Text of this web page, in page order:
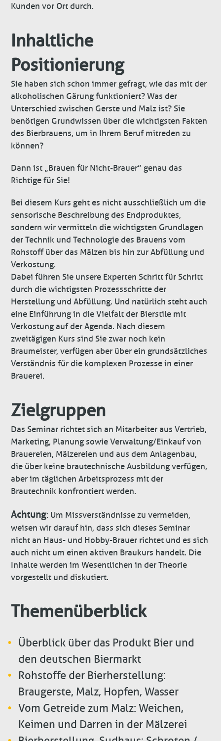
Kunden vor Ort durch.
Inhaltliche
Positionierung
Sie haben sich schon immer gefragt, wie das mit der
alkoholischen Gärung funktioniert? Was der
Unterschied zwischen Gerste und Malz ist? Sie
benötigen Grundwissen über die wichtigsten Fakten
des Bierbrauens, um in Ihrem Beruf mitreden zu
können?
Dann ist „Brauen für Nicht-Brauer” genau das
Richtige für Sie!
Bei diesem Kurs geht es nicht ausschließlich um die
sensorische Beschreibung des Endproduktes,
sondern wir vermitteln die wichtigsten Grundlagen
der Technik und Technologie des Brauens vom
Rohstoff über das Mälzen bis hin zur Abfüllung und
Verkostung.
Dabei führen Sie unsere Experten Schritt für Schritt
durch die wichtigsten Prozessschritte der
Herstellung und Abfüllung. Und natürlich steht auch
eine Einführung in die Vielfalt der Bierstile mit
Verkostung auf der Agenda. Nach diesem
zweitägigen Kurs sind Sie zwar noch kein
Braumeister, verfügen aber über ein grundsätzliches
Verständnis für die komplexen Prozesse in einer
Brauerei.
Zielgruppen
Das Seminar richtet sich an Mitarbeiter aus Vertrieb,
Marketing, Planung sowie Verwaltung/Einkauf von
Brauereien, Mälzereien und aus dem Anlagenbau,
die über keine brautechnische Ausbildung verfügen,
aber im täglichen Arbeitsprozess mit der
Brautechnik konfrontiert werden.
Achtung: Um Missverständnisse zu vermeiden,
weisen wir darauf hin, dass sich dieses Seminar
nicht an Haus- und Hobby-Brauer richtet und es sich
auch nicht um einen aktiven Braukurs handelt. Die
Inhalte werden im Wesentlichen in der Theorie
vorgestellt und diskutiert.
Themenüberblick
Überblick über das Produkt Bier und
den deutschen Biermarkt
Rohstoffe der Bierherstellung:
Braugerste, Malz, Hopfen, Wasser
Vom Getreide zum Malz: Weichen,
Keimen und Darren in der Mälzerei